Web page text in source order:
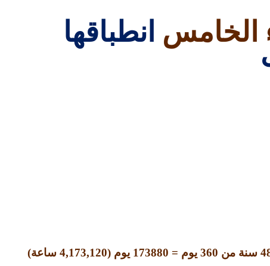
الخامس انطباقها
سنة من 360 يوم = 173880 يوم (4,173,120 ساعة)